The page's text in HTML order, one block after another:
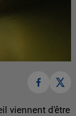
viennent d'être